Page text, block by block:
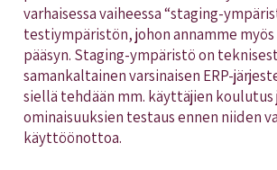
varhaisessa vaiheessa “staging-
testiympäristön, johon annamme
pääsyn. Staging-ympäristö on
samankaltainen varsinaisen ERP-
siellä tehdään mm. käyttäjien koulutus
ominaisuuksien testaus ennen niiden
käyttöönottoa.